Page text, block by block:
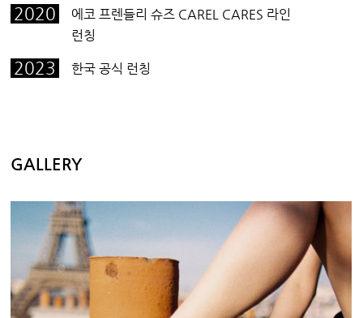
2020
에코 프렌들리 슈즈 CAREL CARES 라인
런칭
2023 한국 공식 런칭
GALLERY